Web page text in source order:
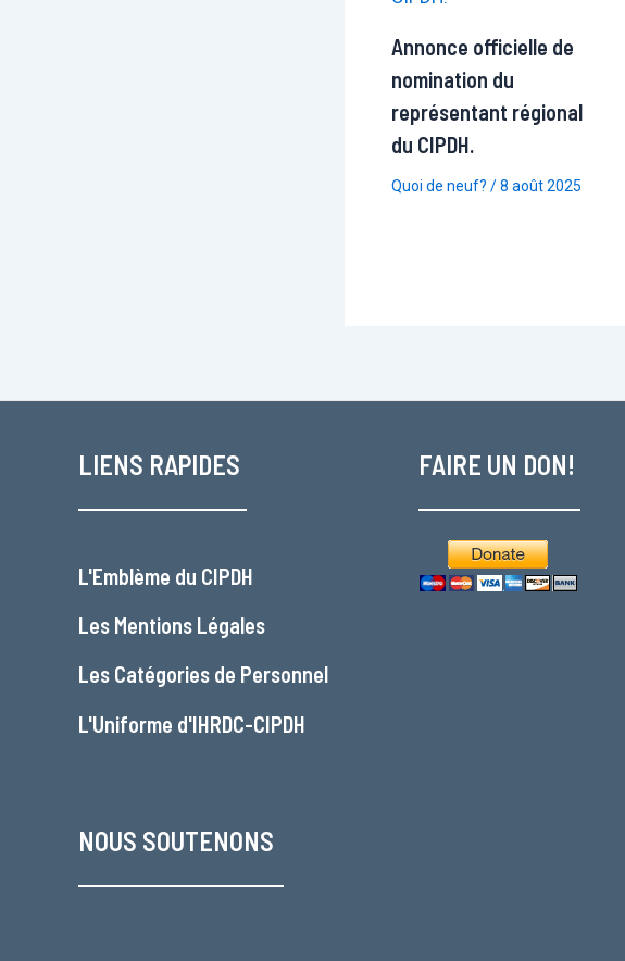
Annonce officielle de
nomination du
représentant régional
du CIPDH.
Quoi de neuf? /8 août 2025
LIENS RAPIDES
L'Emblème du CIPDH
Les Mentions Légales
Les Catégories de Personnel
L'Uniforme d'IHRDC-CIPDH
NOUS SOUTENONS
FAIRE UN DON!